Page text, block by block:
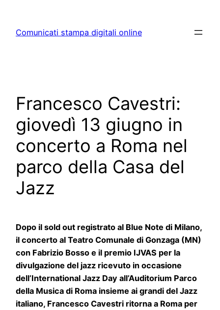
content
Comunicati stampa digitali online
Francesco Cavestri:
giovedì 13 giugno in
concerto a Roma nel
parco della Casa del
Jazz
Dopo il sold out registrato al Blue Note di Milano,
il concerto al Teatro Comunale di Gonzaga (MN)
con Fabrizio Bosso e il premio IJVAS per la
divulgazione del jazz ricevuto in occasione
dell’International Jazz Day all’Auditorium Parco
della Musica di Roma insieme ai grandi del Jazz
italiano, Francesco Cavestri ritorna a Roma per